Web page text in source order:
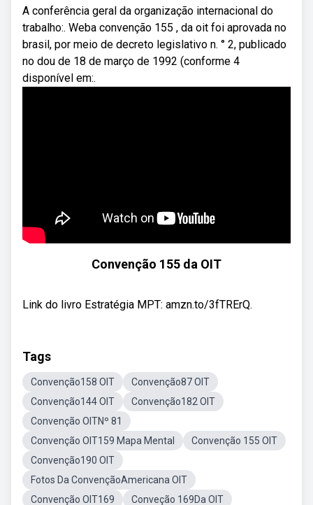
A conferência geral da organização internacional do
trabalho:. Weba convenção 155 , da oit foi aprovada no
brasil, por meio de decreto legislativo n. ° 2, publicado
no dou de 18 de março de 1992 (conforme 4
disponível em:.
Convenção 155 da OIT
Link do livro Estratégia MPT: amzn.to/3fTRErQ.
Tags
Convenção158 OIT
Convenção87 OIT
Convenção144 OIT
Convenção182 OIT
Convenção OITNº 81
Convenção OIT159 Mapa Mental
Convenção 155 OIT
Convenção190 OIT
Fotos Da ConvençãoAmericana OIT
Convenção OIT169
Conveção 169Da OIT